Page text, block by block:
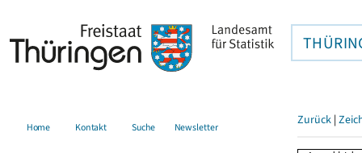
Home Kontakt Suche Newsletter Zurück |